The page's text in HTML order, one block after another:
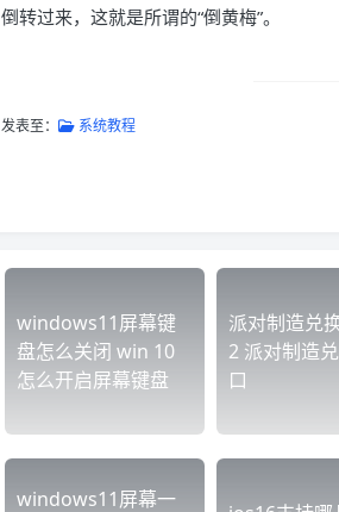
倒转过来，这就是所谓的“倒黄梅”。
发表至： 系统教程
windows11屏幕键
盘怎么关闭 win 10
怎么开启屏幕键盘
派对制造兑
2 派对制造
口
windows11屏幕一